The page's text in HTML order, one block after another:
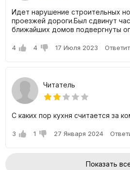
Цены на квартиры в
Ж.К. Shoshkent предоставляет 1, 2,
квартиры, которые можно
месяцев.
квадратных метров.
3-комнатные квартиры имеют
м.
свободных предложениях просьба
Идет нарушение строительных
проезжей дороги.Был сдвинут
ближайших домов подвергнуты
4 4 17 Июля 2023
Читатель
С каких пор кухня считается за
3 1 27 Января 2024
Показать